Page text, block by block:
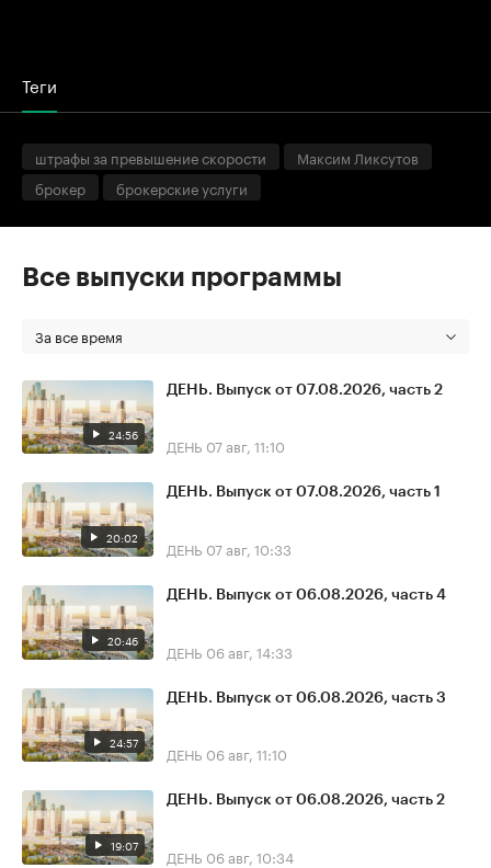
Теги
штрафы за превышение скорости
Максим Ликсутов
брокер
брокерские услуги
Все выпуски программы
За все время
24:56
ДЕНЬ. Выпуск от 07.08.2026, часть 2
ДЕНЬ 07 авг, 11:10
20:02
ДЕНЬ. Выпуск от 07.08.2026, часть 1
ДЕНЬ 07 авг, 10:33
20:46
ДЕНЬ. Выпуск от 06.08.2026, часть 4
ДЕНЬ 06 авг, 14:33
24:57
ДЕНЬ. Выпуск от 06.08.2026, часть 3
ДЕНЬ 06 авг, 11:10
19:07
ДЕНЬ. Выпуск от 06.08.2026, часть 2
ДЕНЬ 06 авг, 10:34